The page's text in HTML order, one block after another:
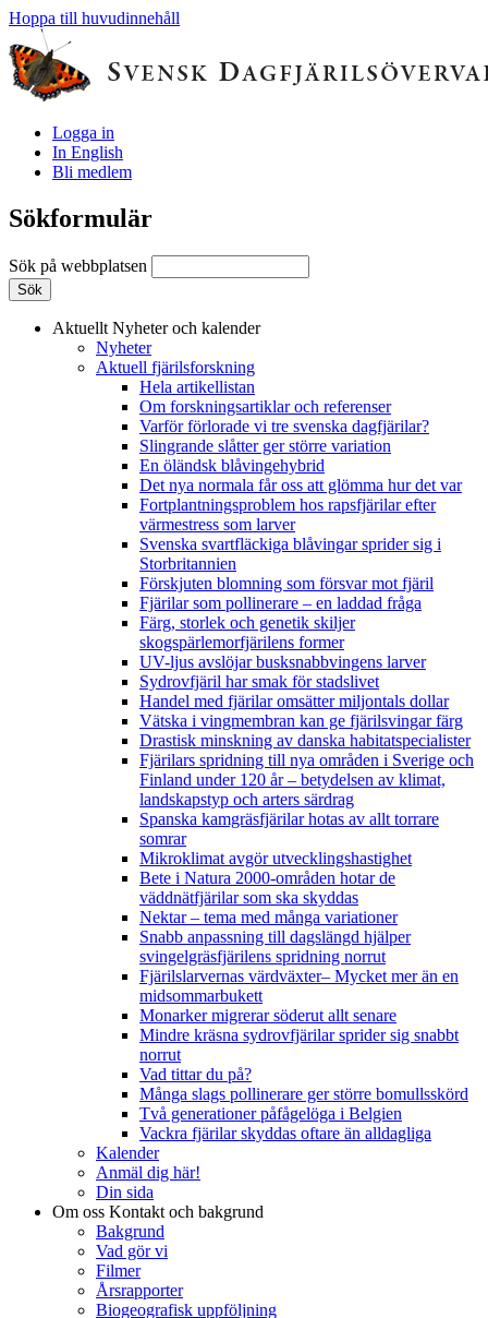
Hoppa till huvudinnehåll
Logga in
In English
Bli medlem
Sökformulär
Sök på webbplatsen
Aktuellt Nyheter och kalender
Nyheter
Aktuell fjärilsforskning
Hela artikellistan
Om forskningsartiklar och referenser
Varför förlorade vi tre svenska dagfjärilar?
Slingrande slåtter ger större variation
En öländsk blåvingehybrid
Det nya normala får oss att glömma hur det var
Fortplantningsproblem hos rapsfjärilar efter
värmestress som larver
Svenska svartfläckiga blåvingar sprider sig i
Storbritannien
Förskjuten blomning som försvar mot fjäril
Fjärilar som pollinerare – en laddad fråga
Färg, storlek och genetik skiljer
skogspärlemorfjärilens former
UV-ljus avslöjar busksnabbvingens larver
Sydrovfjäril har smak för stadslivet
Handel med fjärilar omsätter miljontals dollar
Vätska i vingmembran kan ge fjärilsvingar färg
Drastisk minskning av danska habitatspecialister
Fjärilars spridning till nya områden i Sverige och
Finland under 120 år– betydelsen av klimat,
landskapstyp och arters särdrag
Spanska kamgräsfjärilar hotas av allt torrare
somrar
Mikroklimat avgör utvecklingshastighet
Bete i Natura 2000-områden hotar de
väddnätfjärilar som ska skyddas
Nektar – tema med många variationer
Snabb anpassning till dagslängd hjälper
svingelgräsfjärilens spridning norrut
Fjärilslarvernas värdväxter– Mycket mer än en
midsommarbukett
Monarker migrerar söderut allt senare
Mindre kräsna sydrovfjärilar sprider sig snabbt
norrut
Vad tittar du på?
Många slags pollinerare ger större bomullsskörd
Två generationer påfågelöga i Belgien
Vackra fjärilar skyddas oftare än alldagliga
Kalender
Anmäl dig här!
Din sida
Om oss Kontakt och bakgrund
Bakgrund
Vad gör vi
Filmer
Årsrapporter
Biogeografisk uppföljning